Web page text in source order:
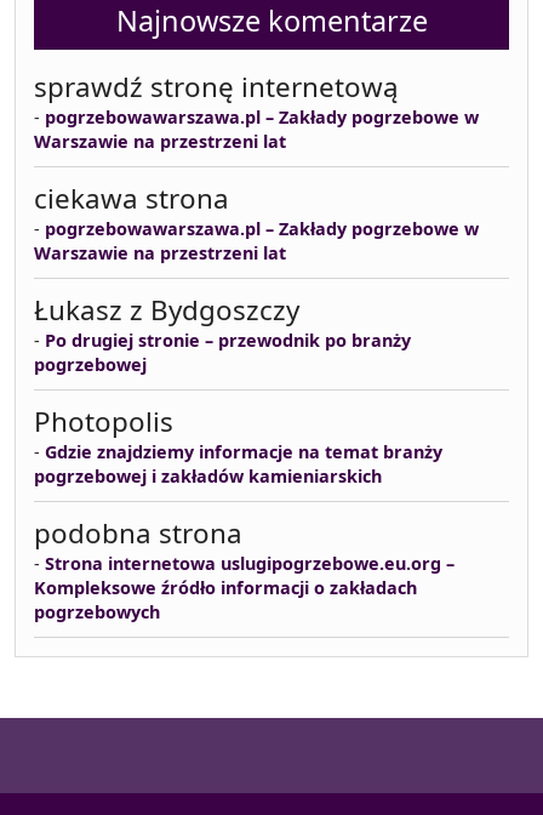
Najnowsze komentarze
sprawdź stronę internetową
- pogrzebowawarszawa.pl – Zakłady pogrzebowe w
Warszawie na przestrzeni lat
ciekawa strona
- pogrzebowawarszawa.pl – Zakłady pogrzebowe w
Warszawie na przestrzeni lat
Łukasz z Bydgoszczy
- Po drugiej stronie – przewodnik po branży
pogrzebowej
Photopolis
- Gdzie znajdziemy informacje na temat branży
pogrzebowej i zakładów kamieniarskich
podobna strona
- Strona internetowa uslugipogrzebowe.eu.org –
Kompleksowe źródło informacji o zakładach
pogrzebowych